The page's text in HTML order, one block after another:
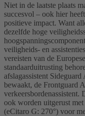
Niet in de laatste plaats
succesvol – ook hier
positieve impact. Want
dezelfde hoge
veiligheids- en
vereisten van de
standaarduitrusting
afslagassistent
bewaakt, de Frontguard
ook worden uitgerust
(eCitaro G: 270°) voor